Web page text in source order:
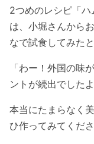
2つめのレシピ「ハ
は、小堀さんから
なで試食してみた
「わー！外国の味
ントが続出でしたよ
本当にたまらなく
ひ作ってみてくだ